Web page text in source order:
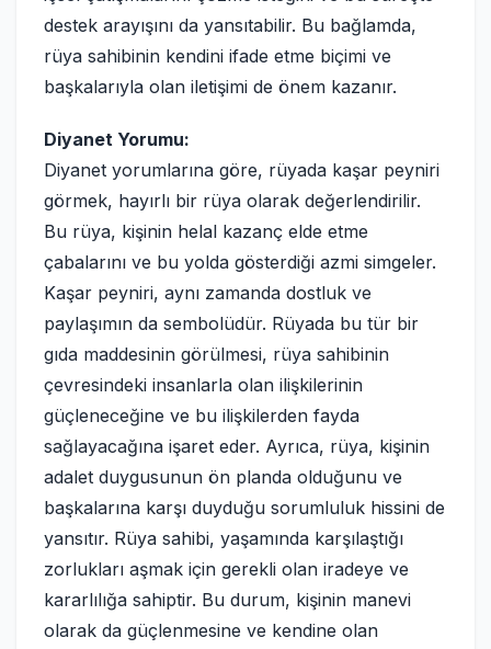
destek arayışını da yansıtabilir. Bu bağlamda,
rüya sahibinin kendini ifade etme biçimi ve
başkalarıyla olan iletişimi de önem kazanır.
Diyanet Yorumu:
Diyanet yorumlarına göre, rüyada kaşar peyniri
görmek, hayırlı bir rüya olarak değerlendirilir.
Bu rüya, kişinin helal kazanç elde etme
çabalarını ve bu yolda gösterdiği azmi simgeler.
Kaşar peyniri, aynı zamanda dostluk ve
paylaşımın da sembolüdür. Rüyada bu tür bir
gıda maddesinin görülmesi, rüya sahibinin
çevresindeki insanlarla olan ilişkilerinin
güçleneceğine ve bu ilişkilerden fayda
sağlayacağına işaret eder. Ayrıca, rüya, kişinin
adalet duygusunun ön planda olduğunu ve
başkalarına karşı duyduğu sorumluluk hissini de
yansıtır. Rüya sahibi, yaşamında karşılaştığı
zorlukları aşmak için gerekli olan iradeye ve
kararlılığa sahiptir. Bu durum, kişinin manevi
olarak da güçlenmesine ve kendine olan